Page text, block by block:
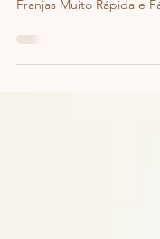
Bolsa Boho de
Franjas